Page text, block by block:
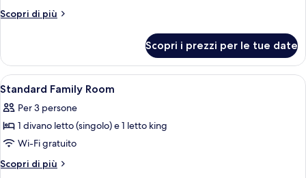
Wellness
excluded)
Scopri di più
Altri
(Master
Wellness
pool
excluded)
Scopri i prezzi per le tue date
Apri
tutte
le
foto
per
Standard
Camera d'hotel con due letti, una
4
Standard Family Room
Per 3 persone
1 divano letto (singolo) e 1 letto king
Wi-Fi gratuito
Scopri di più
Altri